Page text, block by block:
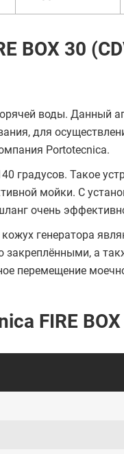
BOX 30
воды. Данный
для
Portotecnica.
градусов. Такое
мойки. С
очень эффективно
генератора
закреплёнными, а
перемещение
FIRE